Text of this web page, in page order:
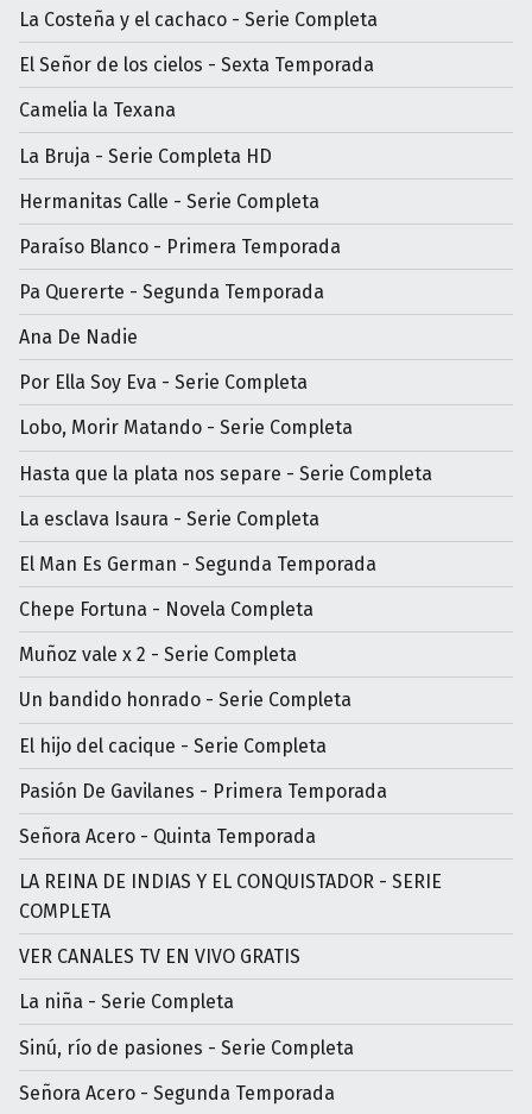
La Costeña y el cachaco - Serie Completa
El Señor de los cielos - Sexta Temporada
Camelia la Texana
La Bruja - Serie Completa HD
Hermanitas Calle - Serie Completa
Paraíso Blanco - Primera Temporada
Pa Quererte - Segunda Temporada
Ana De Nadie
Por Ella Soy Eva - Serie Completa
Lobo, Morir Matando - Serie Completa
Hasta que la plata nos separe - Serie Completa
La esclava Isaura - Serie Completa
El Man Es German - Segunda Temporada
Chepe Fortuna - Novela Completa
Muñoz vale x 2 - Serie Completa
Un bandido honrado - Serie Completa
El hijo del cacique - Serie Completa
Pasión De Gavilanes - Primera Temporada
Señora Acero - Quinta Temporada
LA REINA DE INDIAS Y EL CONQUISTADOR - SERIE
COMPLETA
VER CANALES TV EN VIVO GRATIS
La niña - Serie Completa
Sinú, río de pasiones - Serie Completa
Señora Acero - Segunda Temporada